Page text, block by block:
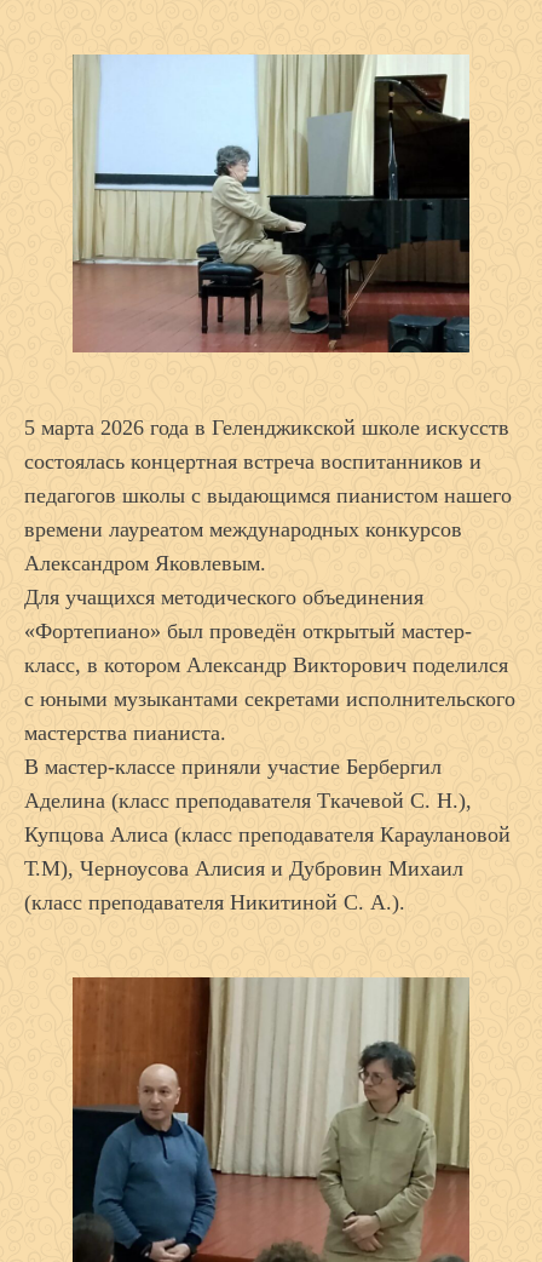
5 марта 2026 года в Геленджикской школе искусств
состоялась концертная встреча воспитанников и
педагогов школы с выдающимся пианистом нашего
времени лауреатом международных конкурсов
Александром Яковлевым.
Для учащихся методического объединения
«Фортепиано» был проведён открытый мастер-
класс, в котором Александр Викторович поделился
с юными музыкантами секретами исполнительского
мастерства пианиста.
В мастер-классе приняли участие Бербергил
Аделина (класс преподавателя Ткачевой С. Н.),
Купцова Алиса (класс преподавателя Караулановой
Т.М), Черноусова Алисия и Дубровин Михаил
(класс преподавателя Никитиной С. А.).